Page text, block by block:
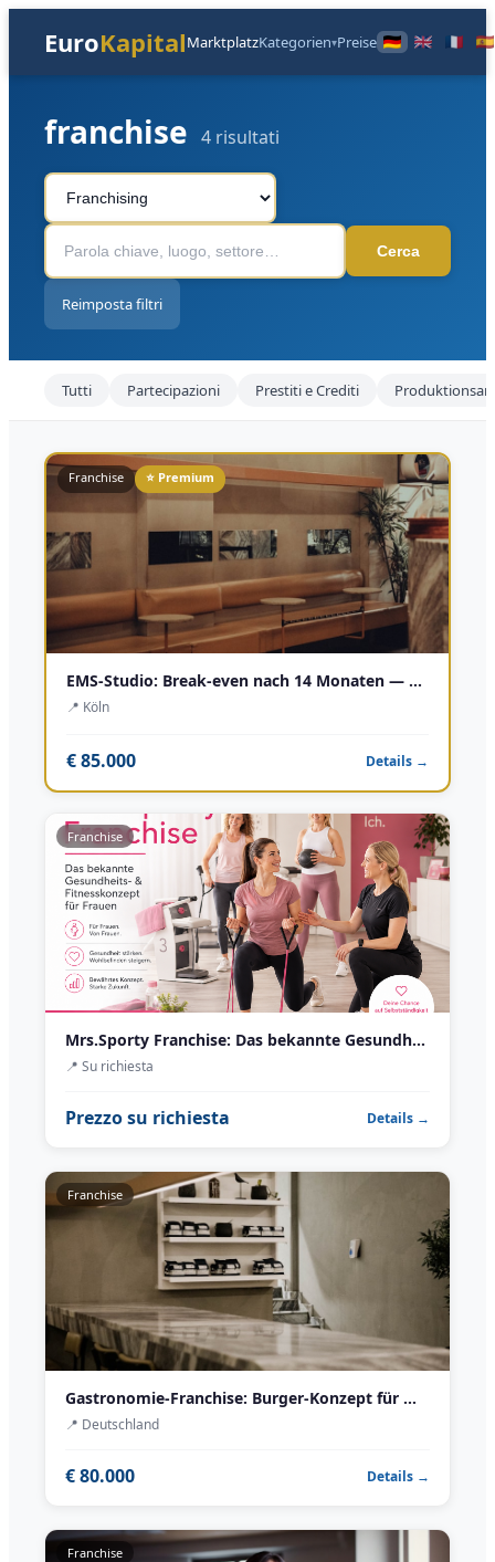
EuroKapitalMarktplatzKategorien▾Preise
franchise 4 risultati
Cerca
Reimposta filtri
Tutti Partecipazioni Prestiti e Crediti
Franchise ⭐ Premium
EMS-Studio: Break-even nach 14 Monaten — 28 Partner bestätigen das
📍 Köln
€ 85.000 Details →
Franchise
Mrs.Sporty Franchise: Das bekannte Gesundheits- & Fitnesskonzept für Frauen
📍 Su richiesta
Prezzo su richiesta Details →
Franchise
Gastronomie-Franchise: Burger-Konzept für Mittelstädte
📍 Deutschland
€ 80.000 Details →
Franchise